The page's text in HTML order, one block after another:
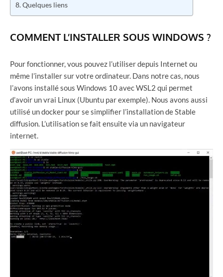
Quelques liens
COMMENT L’INSTALLER SOUS WINDOWS ?
Pour fonctionner, vous pouvez l’utiliser depuis Internet ou
même l’installer sur votre ordinateur. Dans notre cas, nous
l’avons installé sous Windows 10 avec WSL2 qui permet
d’avoir un vrai Linux (Ubuntu par exemple). Nous avons aussi
utilisé un docker pour se simplifier l’installation de Stable
diffusion. L’utilisation se fait ensuite via un navigateur
internet.